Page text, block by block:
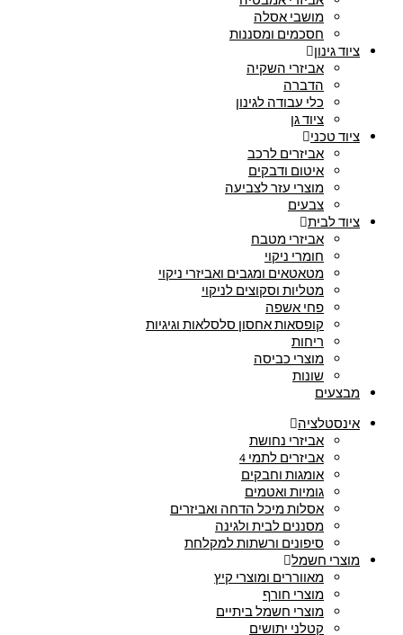
מושבי אסלה
חסכמים ומסננות
ציוד גינון
אביזרי השקיה
הדברה
כלי עבודה לגינון
ציוד גן
ציוד טכני
אביזרים לרכב
איטום ודבקים
מוצרי עזר לצביעה
צבעים
ציוד לבית
אביזרי מטבח
חומרי ניקוי
מטאטאים ומגבים ואביזרי ניקוי
מטליות וסקוצים לניקוי
פחי אשפה
קופסאות אחסון סלסלאות וגיגיות
ריחות
מוצרי כביסה
שונות
מבצעים
אינסטלציה
אביזרי נחושת
אביזרים לתמי 4
אומגות וחבקים
גומיות ואטמים
אסלות מיכל הדחה ואביזרים
מסננים לבית ולגינה
סיפונים ורשתות למקלחת
מוצרי חשמל
מאווררים ומוצרי קיץ
מוצרי חורף
מוצרי חשמל ביתיים
קטלני יתושים